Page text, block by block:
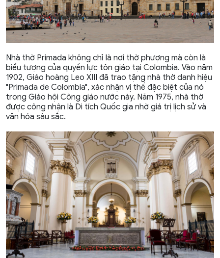
Nhà thờ Primada không chỉ là nơi thờ phượng mà còn là
biểu tượng của quyền lực tôn giáo tại Colombia. Vào năm
1902, Giáo hoàng Leo XIII đã trao tặng nhà thờ danh hiệu
"Primada de Colombia", xác nhận vị thế đặc biệt của nó
trong Giáo hội Công giáo nước này. Năm 1975, nhà thờ
được công nhận là Di tích Quốc gia nhờ giá trị lịch sử và
văn hóa sâu sắc.​